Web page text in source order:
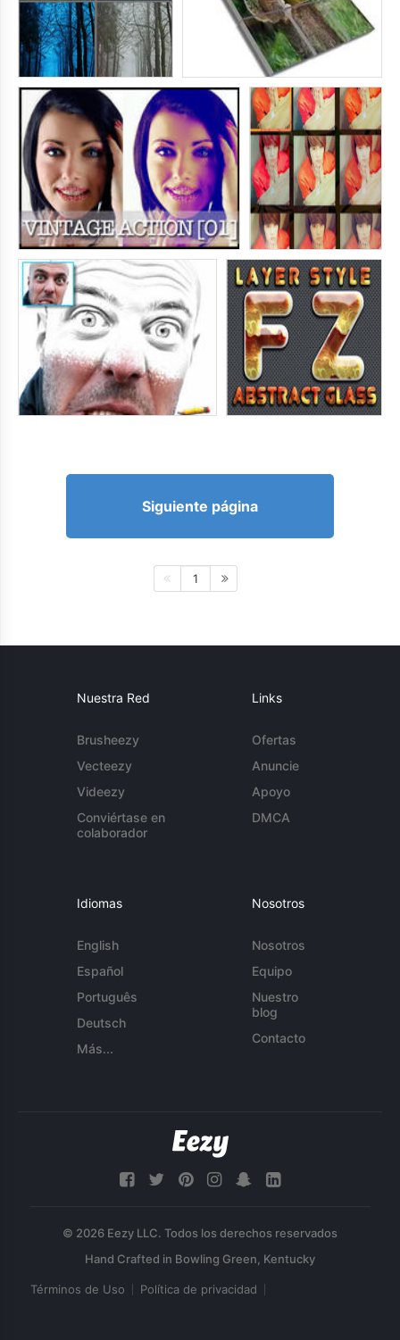
Siguiente página
1
Nuestra Red
Brusheezy
Vecteezy
Videezy
Conviértase en
colaborador
Links
Ofertas
Anuncie
Apoyo
DMCA
Idiomas
English
Español
Português
Deutsch
Más...
Nosotros
Nosotros
Equipo
Nuestro
blog
Contacto
© 2026 Eezy LLC. Todos los derechos reservados
Términos de Uso Política de privacidad